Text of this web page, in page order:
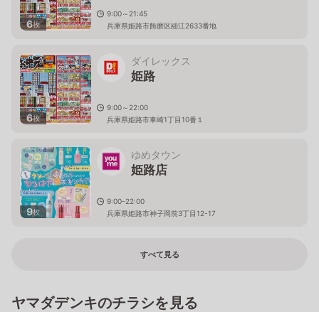
6枚
9:00～21:45
兵庫県姫路市飾磨区細江2633番地
6枚
ダイレックス
姫路
9:00～22:00
兵庫県姫路市車崎1丁目10番１
9枚
ゆめタウン
姫路店
9:00-22:00
兵庫県姫路市神子岡前3丁目12-17
すべて見る
ヤマダデンキのチラシを見る